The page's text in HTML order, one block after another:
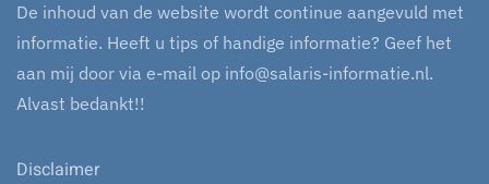
De inhoud van de website wordt continue aangevuld met
informatie. Heeft u tips of handige informatie? Geef het
aan mij door via e-mail op info@salaris-informatie.nl.
Alvast bedankt!!
Disclaimer